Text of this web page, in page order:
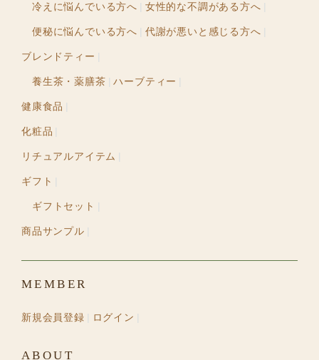
冷えに悩んでいる方へ 女性的な不調がある方へ
便秘に悩んでいる方へ 代謝が悪いと感じる方へ
ブレンドティー
養生茶・薬膳茶 ハーブティー
健康食品
化粧品
リチュアルアイテム
ギフト
ギフトセット
商品サンプル
MEMBER
新規会員登録 ログイン
ABOUT